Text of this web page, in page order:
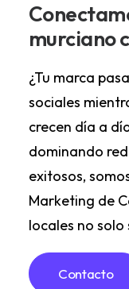
murciano
¿Tu marca
sociales
crecen día a
dominando
exitosos,
Marketing de
locales no solo
Contacto